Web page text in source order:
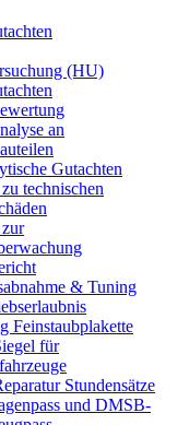
(HU)
an
Gutachten
technischen
& Tuning
Feinstaubplakette
für
Stundensätze
und DMSB-